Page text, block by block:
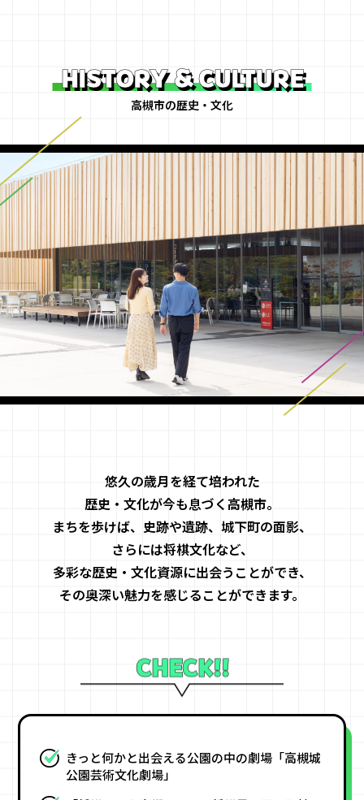
HISTORY & CULTURE
高槻市の歴史・文化
悠久の歳月を経て培われた
歴史・文化が今も息づく高槻市。
まちを歩けば、史跡や遺跡、城下町の面影、
さらには将棋文化など、
多彩な歴史・文化資源に出会うことができ、
その奥深い魅力を感じることができます。
CHECK!!
きっと何かと出会える公園の中の劇場「高槻城
公園芸術文化劇場」